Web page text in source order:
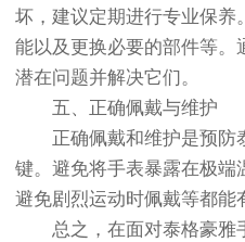
坏，建议定期进行专业保养
能以及更换必要的部件等。
潜在问题并解决它们。
五、正确佩戴与维护
正确佩戴和维护是预防
键。避免将手表暴露在极端
避免剧烈运动时佩戴等都能
总之，在面对泰格豪雅